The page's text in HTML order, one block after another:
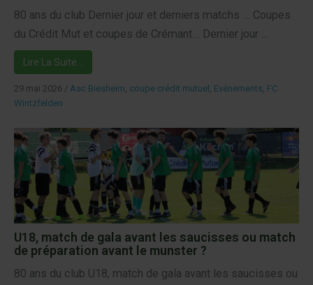
80 ans du club Dernier jour et derniers matchs … Coupes
du Crédit Mut et coupes de Crémant… Dernier jour ...
Lire La Suite…
29 mai 2026 / Asc Biesheim coupe crédit mutuel Evénements FC
Wintzfelden
U18, match de gala avant les saucisses ou match
de préparation avant le munster ?
80 ans du club U18, match de gala avant les saucisses ou